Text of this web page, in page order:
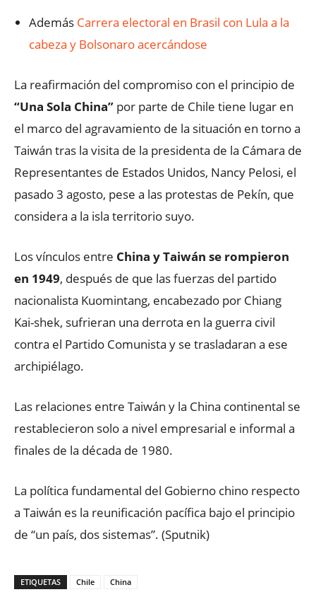
Además Carrera electoral en Brasil con Lula a la
cabeza y Bolsonaro acercándose
La reafirmación del compromiso con el principio de
“Una Sola China” por parte de Chile tiene lugar en
el marco del agravamiento de la situación en torno a
Taiwán tras la visita de la presidenta de la Cámara de
Representantes de Estados Unidos, Nancy Pelosi, el
pasado 3 agosto, pese a las protestas de Pekín, que
considera a la isla territorio suyo.
Los vínculos entre China y Taiwán se rompieron
en 1949, después de que las fuerzas del partido
nacionalista Kuomintang, encabezado por Chiang
Kai-shek, sufrieran una derrota en la guerra civil
contra el Partido Comunista y se trasladaran a ese
archipiélago.
Las relaciones entre Taiwán y la China continental se
restablecieron solo a nivel empresarial e informal a
finales de la década de 1980.
La política fundamental del Gobierno chino respecto
a Taiwán es la reunificación pacífica bajo el principio
de “un país, dos sistemas”. (Sputnik)
ETIQUETAS Chile China